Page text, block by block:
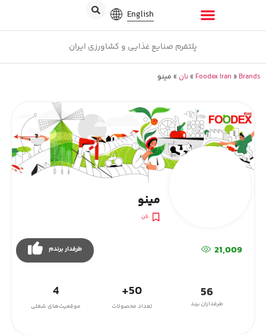
English
پلتفرم صنایع غذایی و کشاورزی ایران
Foodex Iran » Brands
» نان » مینو
مینو
نان
طرفدار برندم 21,009
56
طرفداران برند
50+
تعداد محصولات
4
موقعیت‌های شغلی